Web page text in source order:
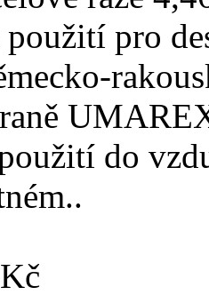
použití pro
do